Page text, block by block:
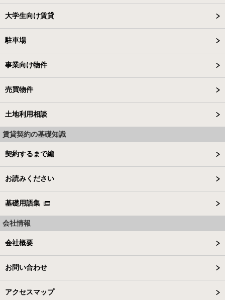
大学生向け賃貸
駐車場
事業向け物件
売買物件
土地利用相談
賃貸契約の基礎知識
契約するまで編
お読みください
基礎用語集
会社情報
会社概要
お問い合わせ
アクセスマップ